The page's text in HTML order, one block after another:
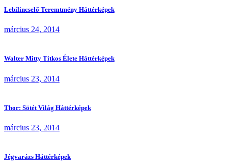
Lebilincselő Teremtmény Háttérképek
március 24, 2014
Walter Mitty Titkos Élete Háttérképek
március 23, 2014
Thor: Sötét Világ Háttérképek
március 23, 2014
Jégvarázs Háttérképek